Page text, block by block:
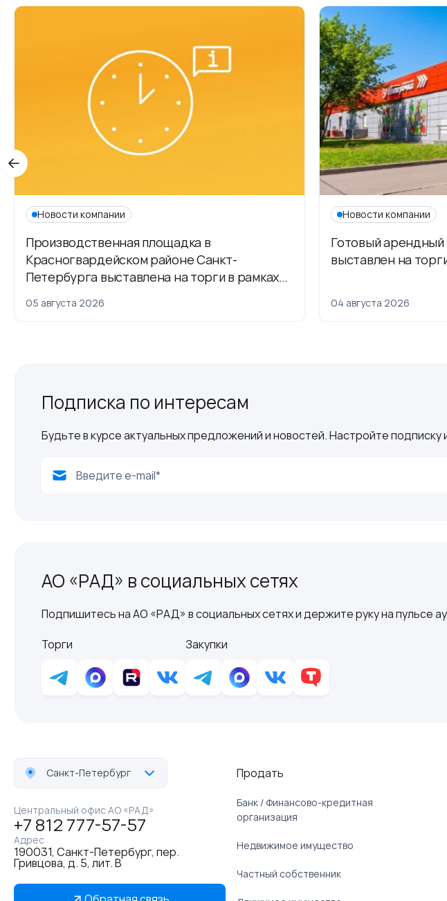
Новости компании
Производственная площадка в
Красногвардейском районе Санкт-
Петербурга выставлена на торги в рамках
05 августа 2026
Новости компании
Готовый арендный
выставлен на
04 августа 2026
Подписка по интересам
Будьте в курсе актуальных предложений и новостей. Настройте
АО «РАД» в социальных сетях
Подпишитесь на АО «РАД» в социальных сетях и держите руку на пульсе
Торги
Закупки
Санкт-Петербург
Центральный офис АО «РАД»
+7 812 777-57-57
Адрес
190031, Санкт-Петербург, пер.
Гривцова, д. 5, лит. В
Продать
Банк / Финансово-кредитная
организация
Недвижимое имущество
Частный собственник